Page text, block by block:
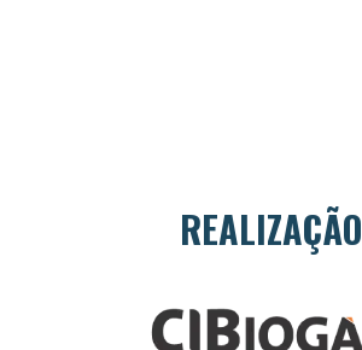
REALIZAÇÃO